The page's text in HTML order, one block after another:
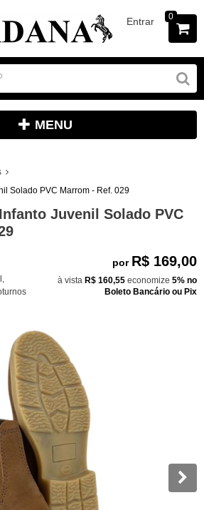
Entrar 0
MENU
Solado PVC Marrom - Ref. 029
Juvenil Solado PVC
por R$ 169,00
à vista R$ 160,55 economize 5% no
Boleto Bancário ou Pix